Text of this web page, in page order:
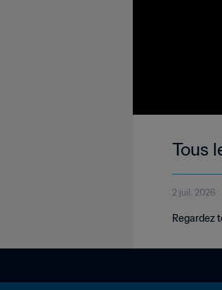
Tous
2 juil. 2026
Regardez